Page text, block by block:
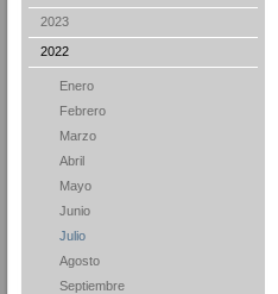
2023
2022
Enero
Febrero
Marzo
Abril
Mayo
Junio
Julio
Agosto
Septiembre